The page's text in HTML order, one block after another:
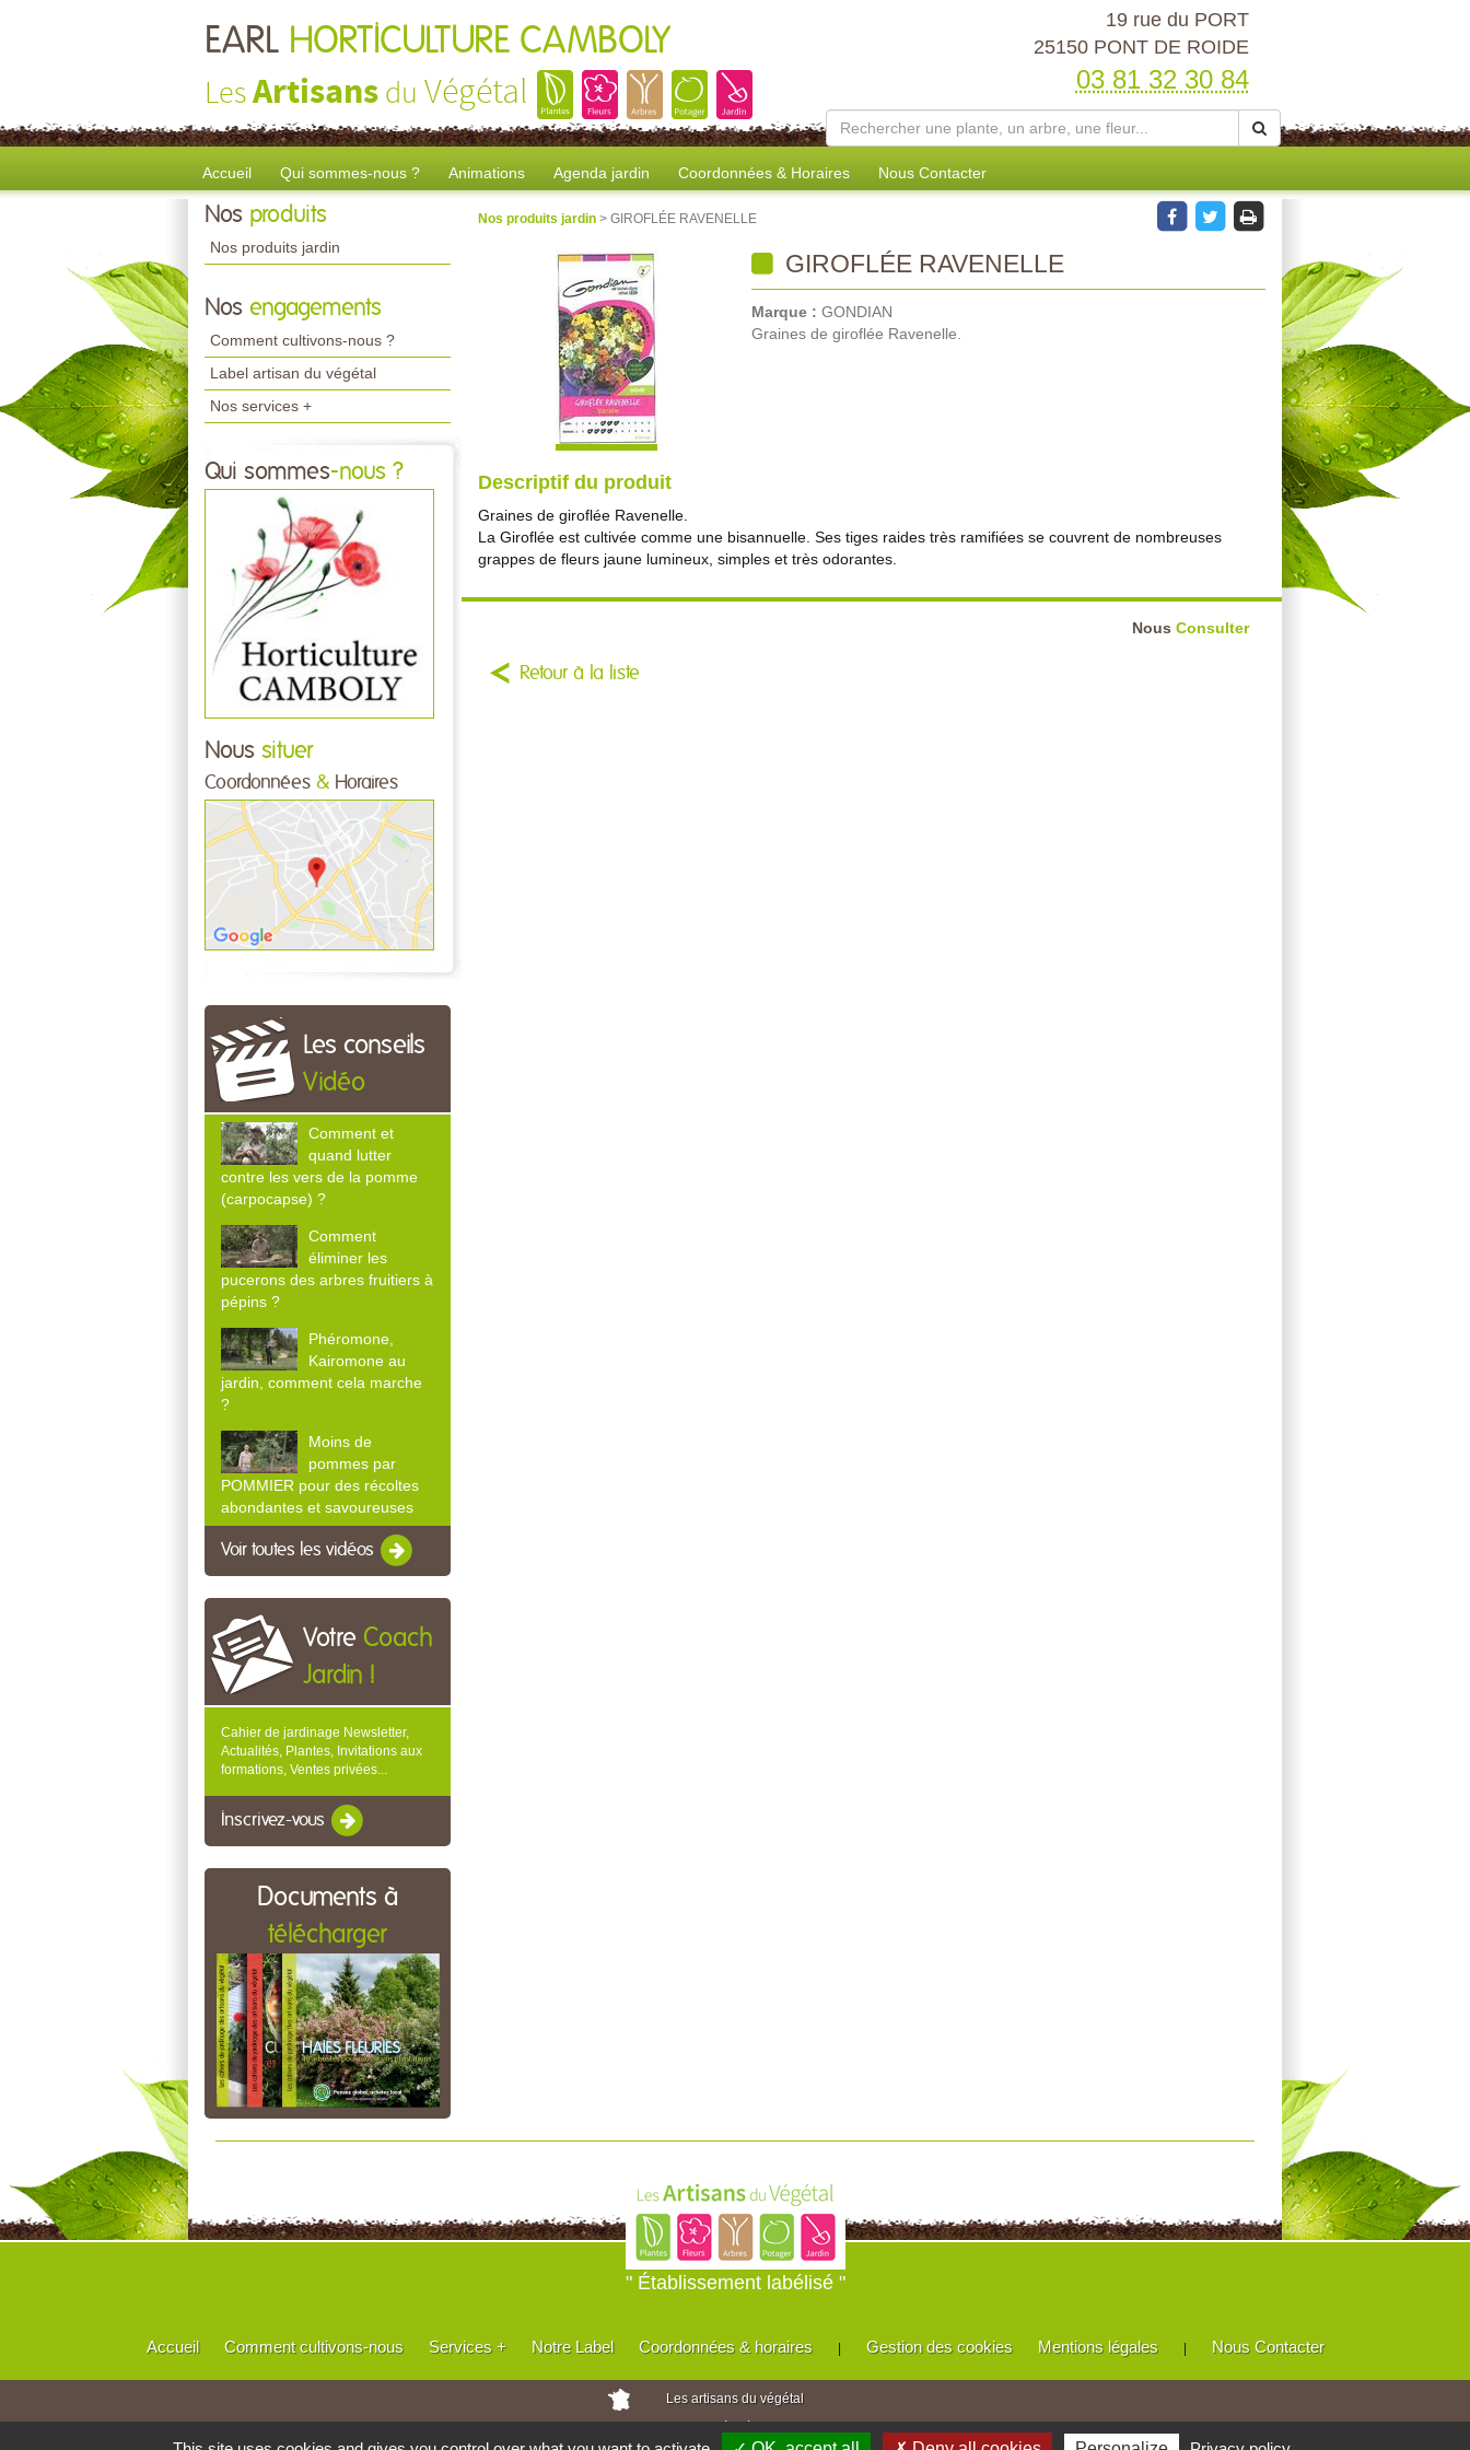
EARL HORTICULTURE CAMBOLY
LesArtisans du Végétal
19 rue du PORT
25150 PONT DE ROIDE
03 81 32 30 84
Accueil Qui sommes-nous ? Animations Agenda jardin Coordonnées & Horaires Nous Contacter
Nos produits
Nos produits jardin
Nos engagements
Comment cultivons-nous ?
Label artisan du végétal
Nos services +
Qui sommes-nous ?
Nous situer
Coordonnées & Horaires
Les conseils
Vidéo
Comment et
quand lutter
contre les vers de la pomme
(carpocapse) ?
Comment
éliminer les
pucerons des arbres fruitiers à
pépins ?
Phéromone,
Kairomone au
jardin, comment cela marche
?
Moins de
pommes par
POMMIER pour des récoltes
abondantes et savoureuses
Voir toutes les vidéos
Votre Coach
Jardin !
Cahier de jardinage Newsletter,
Actualités, Plantes, Invitations aux
formations, Ventes privées...
Inscrivez-vous
Documents à
télécharger
Nos produits jardin > GIROFLÉE RAVENELLE
GIROFLÉE RAVENELLE
Marque : GONDIAN
Graines de giroflée Ravenelle.
Descriptif du produit
Graines de giroflée Ravenelle.
La Giroflée est cultivée comme une bisannuelle. Ses tiges raides très ramifiées se couvrent de nombreuses
grappes de fleurs jaune lumineux, simples et très odorantes.
Nous Consulter
Retour à la liste
" Établissement labélisé "
Accueil Comment cultivons-nous Services + Notre Label Coordonnées & horaires | Gestion des cookies Mentions légales | Nous Contacter
Les artisans du végétal
Horticulteurs et pépinièristes de France